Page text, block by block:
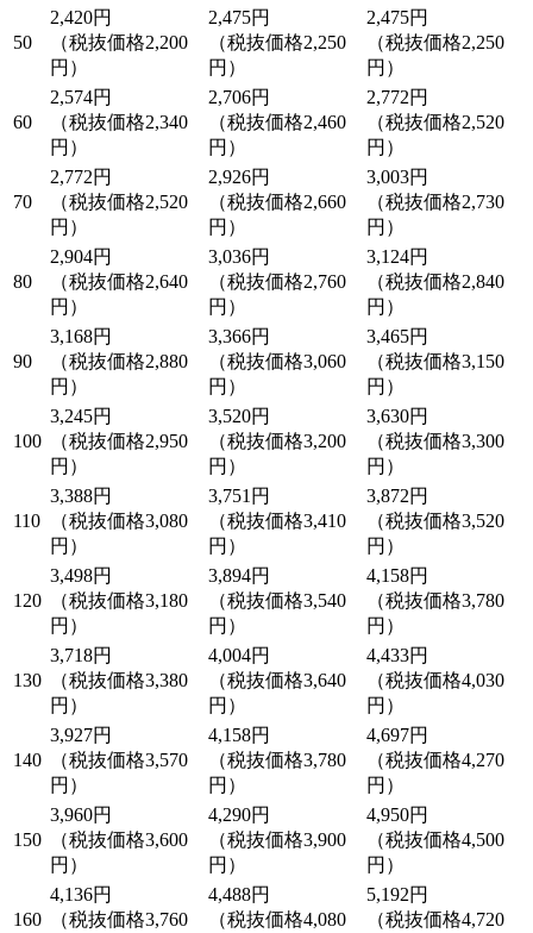
50
2,420円
（税抜価格2,200
円）
2,475円
（税抜価格2,250
円）
2,475円
（税抜価格2,250
円）
60
2,574円
（税抜価格2,340
円）
2,706円
（税抜価格2,460
円）
2,772円
（税抜価格2,520
円）
70
2,772円
（税抜価格2,520
円）
2,926円
（税抜価格2,660
円）
3,003円
（税抜価格2,730
円）
80
2,904円
（税抜価格2,640
円）
3,036円
（税抜価格2,760
円）
3,124円
（税抜価格2,840
円）
90
3,168円
（税抜価格2,880
円）
3,366円
（税抜価格3,060
円）
3,465円
（税抜価格3,150
円）
100
3,245円
（税抜価格2,950
円）
3,520円
（税抜価格3,200
円）
3,630円
（税抜価格3,300
円）
110
3,388円
（税抜価格3,080
円）
3,751円
（税抜価格3,410
円）
3,872円
（税抜価格3,520
円）
120
3,498円
（税抜価格3,180
円）
3,894円
（税抜価格3,540
円）
4,158円
（税抜価格3,780
円）
130
3,718円
（税抜価格3,380
円）
4,004円
（税抜価格3,640
円）
4,433円
（税抜価格4,030
円）
140
3,927円
（税抜価格3,570
円）
4,158円
（税抜価格3,780
円）
4,697円
（税抜価格4,270
円）
150
3,960円
（税抜価格3,600
円）
4,290円
（税抜価格3,900
円）
4,950円
（税抜価格4,500
円）
160
4,136円
（税抜価格3,760
4,488円
（税抜価格4,080
5,192円
（税抜価格4,720